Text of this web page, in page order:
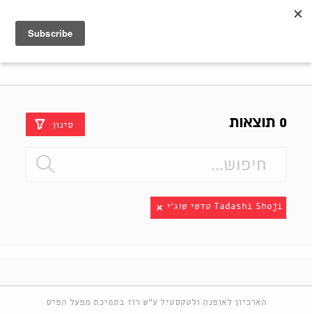
0 תוצאות סינון
Tadashi Shoji טדשי שוג׳י
הארכיון לאופנה ולטקסטיל ע"ש רוז בתמיכת מפעל הפיס